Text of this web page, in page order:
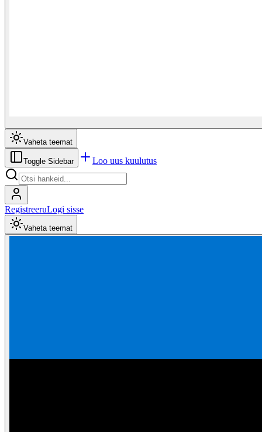
Vaheta teemat
Toggle Sidebar Loo uus kuulutus
RegistreeruLogi sisse
Vaheta teemat